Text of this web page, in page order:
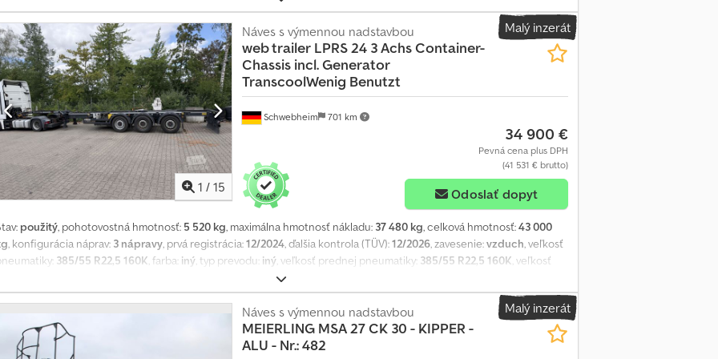
ft alebo 2 x 20 ft alebo 1 x 40 ft, stredný a zadný hydraulický valec, generátorová jednotka Transcool ST 16, výkon
až 19,2 kW, motor Kubota Diesel 1703 BG, palivová nádrž 160 litrov, – chyby v tlačive, omyly a zmeny
ilustračné obrázky –, ďalšie údaje nájdete tu: !, Viac informácií: ! Codpfezqft Iex Aklsrf
Malý inzerát
1 / 15
Schwebheim 701 km
Náves s výmennou nadstavbou
web trailer LPRS 24 3 Achs Container-
Chassis incl. Generator
TranscoolWenig Benutzt
34 900 €
Pevná cena plus DPH
(41 531 € brutto)
Odoslať dopyt
použitý, pohotovostná hmotnosť: 5 520 kg, maximálna hmotnosť nákladu: 37 480 kg, celková hmotnosť:43 000
, konfigurácia náprav: 3 nápravy, prvá registrácia:12/2024, ďalšia kontrola (TÜV):12/2026, zavesenie:vzduch, veľkosť
385/55 R22,5 160K, farba: iný, typ prevodu: iný, veľkosť prednej pneumatiky: 385/55 R22,5 160K, veľkosť
, emisná trieda:
ft alebo 2 x 20 ft alebo 1 x 40 ft, stredný a zadný hydraulický valec, generátorová jednotka Transcool ST 16, výkon
generátora až 19,2 kW, motor Kubota Diesel 1703 BG, palivová nádrž 160 litrov, – chyby v tlačive, omyly a zmeny
vyhradené, ilustračné obrázky –, ďalšie údaje nájdete tu: !, Viac informácií: ! Crjdezqftuspfx Akljf
Malý inzerát
Náves s výmennou nadstavbou
MEIERLING MSA 27 CK 30 - KIPPER -
ALU - Nr.: 482